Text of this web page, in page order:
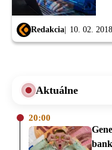
Redakcia 10. 02. 2018
Aktuálne
20:00